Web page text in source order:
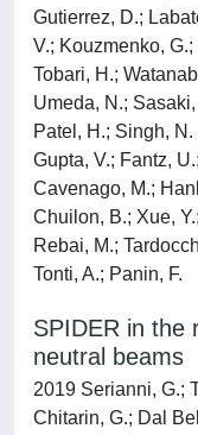
Gutierrez, D.;
V.; Kouzmenko,
Tobari, H.;
Umeda, N.;
Patel, H.; Singh,
Gupta, V.; Fantz,
Cavenago, M.;
Chuilon, B.; Xue,
Rebai, M.;
Tonti, A.; Panin, F.
SPIDER in the
neutral beams
2019 Serianni, G.;
Chitarin, G.; Dal